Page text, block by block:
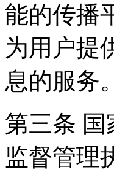
能的传播
为用户提
息的服务。
第三条
监督管理